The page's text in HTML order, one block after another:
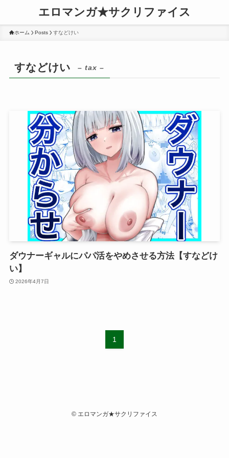
エロマンガ★サクリファイス
ホーム Posts すなどけい
すなどけい – tax –
ダウナーギャルにパパ活をやめさせる方法【すなどけ
い】
2026年4月7日
1
© エロマンガ★サクリファイス